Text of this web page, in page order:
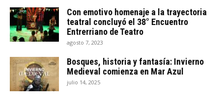
Con emotivo homenaje a la trayectoria
teatral concluyó el 38° Encuentro
Entrerriano de Teatro
agosto 7, 2023
Bosques, historia y fantasía: Invierno
Medieval comienza en Mar Azul
julio 14, 2025